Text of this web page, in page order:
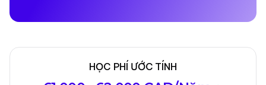
Kỳ nhập học
HỌC PHÍ ƯỚC TÍNH